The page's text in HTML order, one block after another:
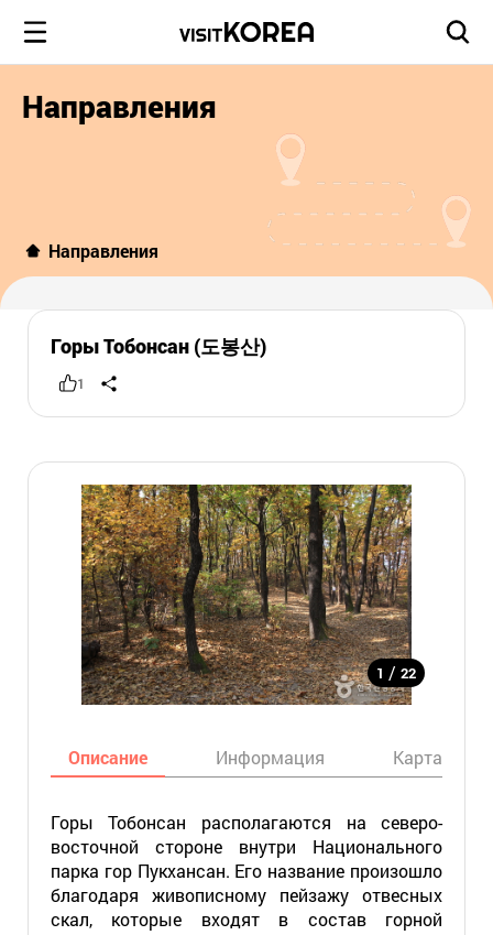
Направления
Направления
Горы Тобонсан (도봉산)
1
1 / 22
Описание Информация Карта
Горы Тобонсан располагаются на северо-
восточной стороне внутри Национального
парка гор Пукхансан. Его название произошло
благодаря живописному пейзажу отвесных
скал, которые входят в состав горной